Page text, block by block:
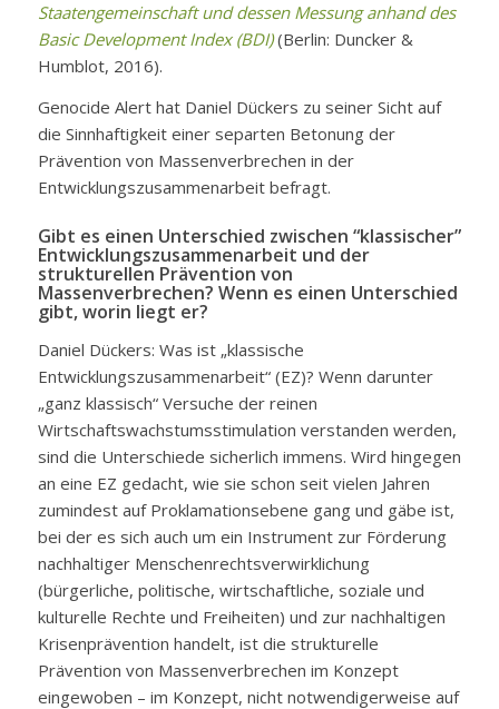
Staatengemeinschaft und dessen Messung anhand des
Basic Development Index (BDI)(Berlin: Duncker &
Humblot, 2016).
Genocide Alert hat Daniel Dückers zu seiner Sicht auf
die Sinnhaftigkeit einer separten Betonung der
Prävention von Massenverbrechen in der
Entwicklungszusammenarbeit befragt.
Gibt es einen Unterschied zwischen “klassischer”
Entwicklungszusammenarbeit und der
strukturellen Prävention von
Massenverbrechen? Wenn es einen Unterschied
gibt, worin liegt er?
Daniel Dückers: Was ist „klassische
Entwicklungszusammenarbeit“ (EZ)? Wenn darunter
„ganz klassisch“ Versuche der reinen
Wirtschaftswachstumsstimulation verstanden werden,
sind die Unterschiede sicherlich immens. Wird hingegen
an eine EZ gedacht, wie sie schon seit vielen Jahren
zumindest auf Proklamationsebene gang und gäbe ist,
bei der es sich auch um ein Instrument zur Förderung
nachhaltiger Menschenrechtsverwirklichung
(bürgerliche, politische, wirtschaftliche, soziale und
kulturelle Rechte und Freiheiten) und zur nachhaltigen
Krisenprävention handelt, ist die strukturelle
Prävention von Massenverbrechen im Konzept
eingewoben – im Konzept, nicht notwendigerweise auf